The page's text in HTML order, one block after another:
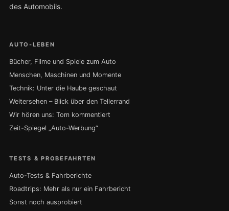
des Automobils.
AUTO-LEBEN
Bücher, Filme und Spiele zum Auto
Menschen, Maschinen und Momente
Technik: Unter die Haube geschaut
Weitersehen – Blick über den Tellerrand
Wir hören uns: Tom kommentiert
Zeit-Spiegel „Auto-Werbung“
TESTS & PROBEFAHRTEN
Auto-Tests & Fahrberichte
Roadtrips: Mehr als nur ein Fahrbericht
Sonst noch ausprobiert